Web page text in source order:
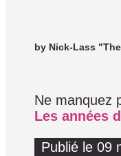
by Nick-Lass
Ne manquez
Les années
Publié le 09